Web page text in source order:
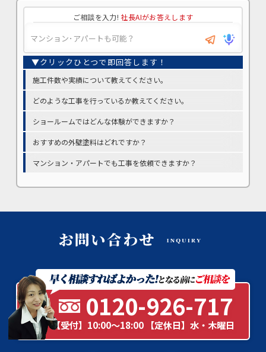
ご相談を入力! 社長AIがお答えします
施工件数や実績について教えてください。
どのような工事を行っているか教えてください。
ショールームではどんな体験ができますか？
おすすめの外壁塗料はどれですか？
マンション・アパートでも工事を依頼できますか？
0120-926-717
【受付】10:00～18:00 【定休日】水・木曜日